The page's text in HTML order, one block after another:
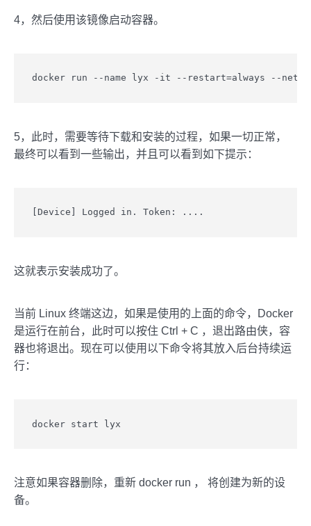
4，然后使用该镜像启动容器。
docker run --name lyx -it --restart=always --
5，此时，需要等待下载和安装的过程，如果一切正常，
最终可以看到一些输出，并且可以看到如下提示：
[Device] Logged in. Token: ....
这就表示安装成功了。
当前 Linux 终端这边，如果是使用的上面的命令，Docker
是运行在前台，此时可以按住 Ctrl + C ，退出路由侠，容
器也将退出。现在可以使用以下命令将其放入后台持续运
行：
docker start lyx
注意如果容器删除，重新 docker run ， 将创建为新的设
备。